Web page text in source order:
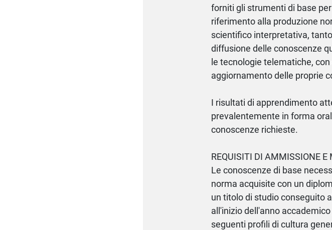
forniti gli strumenti di base
riferimento alla produzione
scientifico interpretativa,
diffusione delle conoscenze
le tecnologie telematiche,
aggiornamento delle proprie
I risultati di apprendimento
prevalentemente in forma
conoscenze richieste.
REQUISITI DI AMMISSIONE E
Le conoscenze di base
norma acquisite con un
un titolo di studio conseguito
all'inizio dell'anno
seguenti profili di cultura